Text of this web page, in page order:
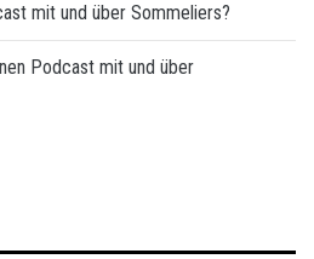
mit und über Sommeliers?
Podcast mit und über